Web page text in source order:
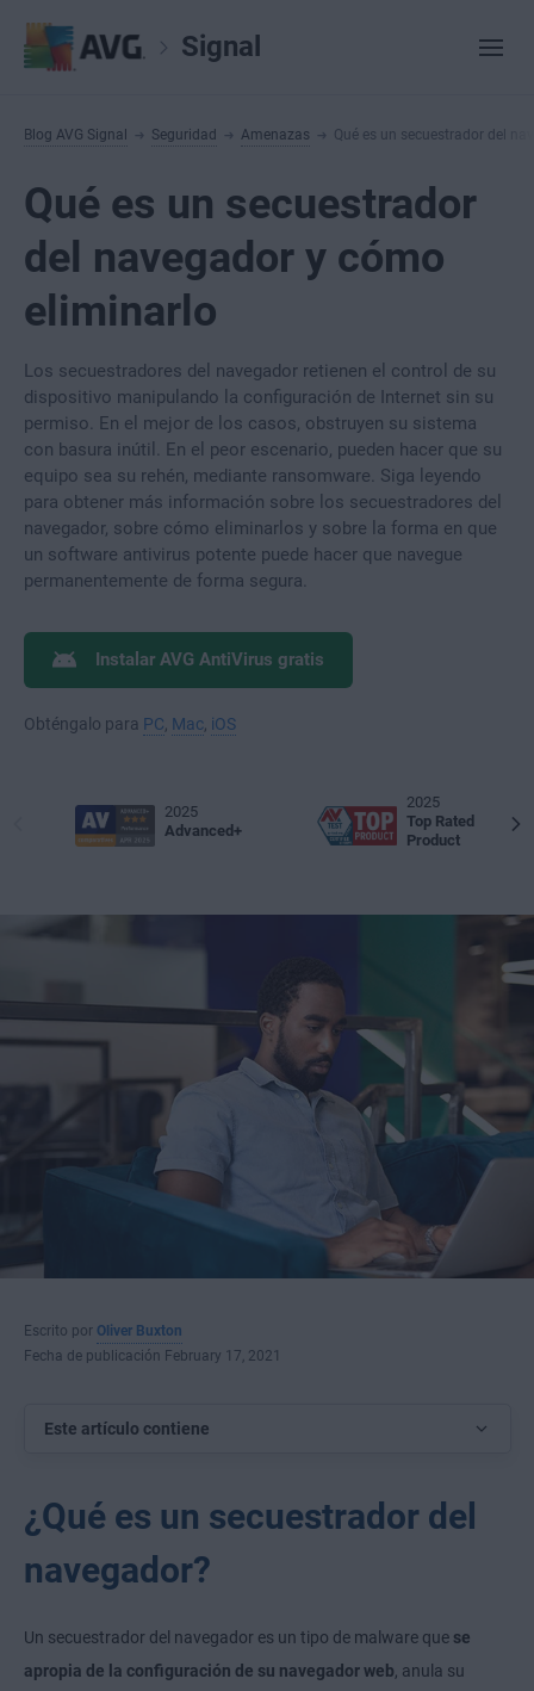
Signal
Blog AVG Signal Seguridad Amenazas Qué es un secuestrador del
Qué es un secuestrador
del navegador y cómo
eliminarlo
Los secuestradores del navegador retienen el control de su
dispositivo manipulando la configuración de Internet sin su
permiso. En el mejor de los casos, obstruyen su sistema
con basura inútil. En el peor escenario, pueden hacer que su
equipo sea su rehén, mediante ransomware. Siga leyendo
para obtener más información sobre los secuestradores del
navegador, sobre cómo eliminarlos y sobre la forma en que
un software antivirus potente puede hacer que navegue
permanentemente de forma segura.
Instalar AVG AntiVirus gratis
Obténgalo para PC Mac iOS
2025
Advanced+
2025
Top Rated
Product
Escrito por Oliver Buxton
Fecha de publicación February 17, 2021
Este artículo contiene
¿Qué es un secuestrador del
navegador?
Un secuestrador del navegador es un tipo de malware que se
apropia de la configuración de su navegador web, anula su